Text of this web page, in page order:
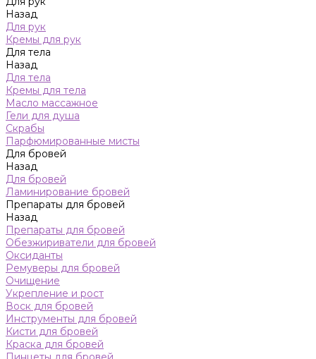
Назад
Для рук
Кремы для рук
Для тела
Назад
Для тела
Кремы для тела
Масло массажное
Гели для душа
Скрабы
Парфюмированные мисты
Для бровей
Назад
Для бровей
Ламинирование бровей
Препараты для бровей
Назад
Препараты для бровей
Обезжириватели для бровей
Оксиданты
Ремуверы для бровей
Очищение
Укрепление и рост
Воск для бровей
Инструменты для бровей
Кисти для бровей
Краска для бровей